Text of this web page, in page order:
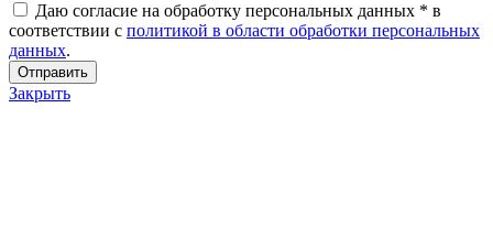
Даю согласие на обработку персональных данных * в
соответствии с политикой в области обработки персональных
данных.
Закрыть